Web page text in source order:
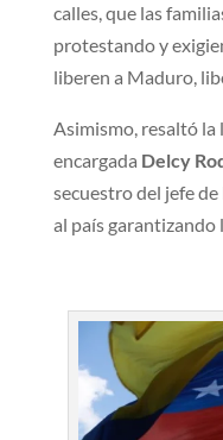
calles, que las
protestando y
liberen a Maduro,
Asimismo, resaltó la
encargada Delcy
secuestro del jefe
al país garantizando